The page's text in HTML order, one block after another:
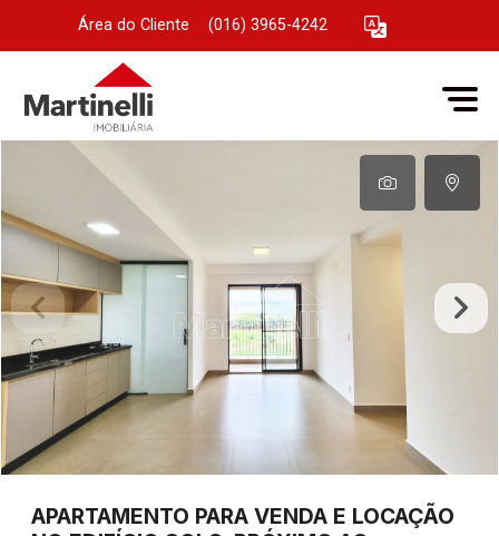
Área do Cliente (016) 3965-4242
APARTAMENTO PARA VENDA E LOCAÇÃO